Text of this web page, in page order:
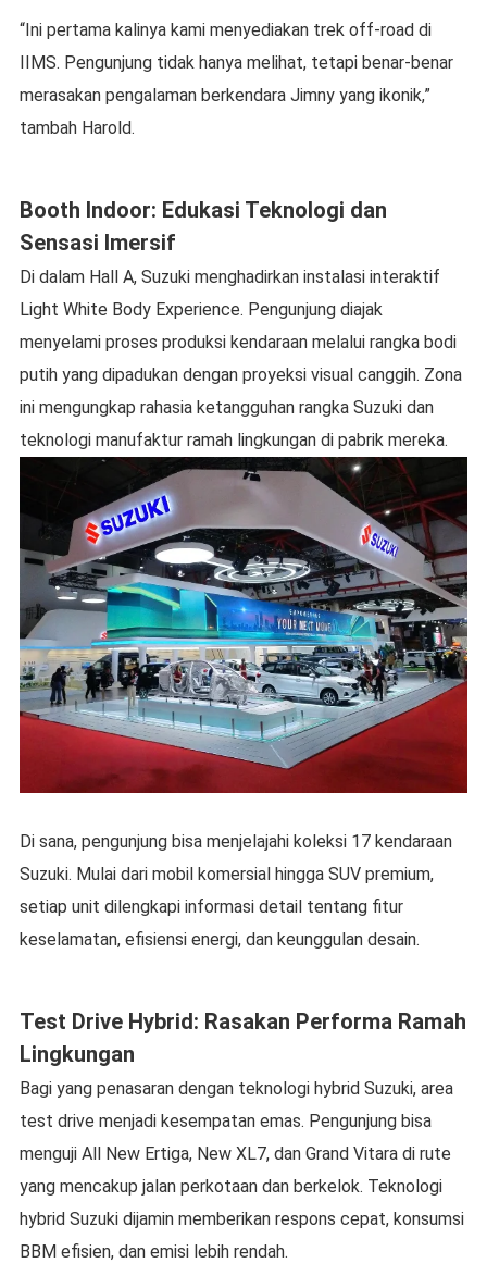
“Ini pertama kalinya kami menyediakan trek off-road di
IIMS. Pengunjung tidak hanya melihat, tetapi benar-benar
merasakan pengalaman berkendara Jimny yang ikonik,”
tambah Harold.
Booth Indoor: Edukasi Teknologi dan
Sensasi Imersif
Di dalam Hall A, Suzuki menghadirkan instalasi interaktif
Light White Body Experience. Pengunjung diajak
menyelami proses produksi kendaraan melalui rangka bodi
putih yang dipadukan dengan proyeksi visual canggih. Zona
ini mengungkap rahasia ketangguhan rangka Suzuki dan
teknologi manufaktur ramah lingkungan di pabrik mereka.
Di sana, pengunjung bisa menjelajahi koleksi 17 kendaraan
Suzuki. Mulai dari mobil komersial hingga SUV premium,
setiap unit dilengkapi informasi detail tentang fitur
keselamatan, efisiensi energi, dan keunggulan desain.
Test Drive Hybrid: Rasakan Performa Ramah
Lingkungan
Bagi yang penasaran dengan teknologi hybrid Suzuki, area
test drive menjadi kesempatan emas. Pengunjung bisa
menguji All New Ertiga, New XL7, dan Grand Vitara di rute
yang mencakup jalan perkotaan dan berkelok. Teknologi
hybrid Suzuki dijamin memberikan respons cepat, konsumsi
BBM efisien, dan emisi lebih rendah.